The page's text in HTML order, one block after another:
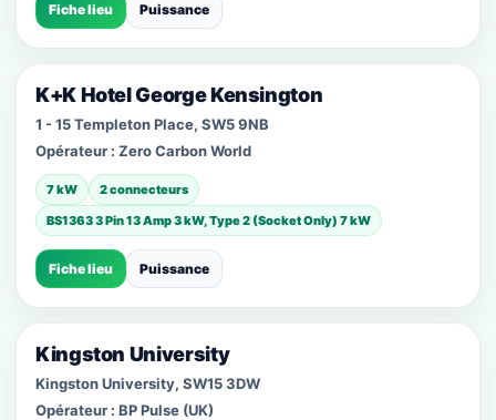
Fiche lieu Puissance
K+K Hotel George Kensington
1 - 15 Templeton Place, SW5 9NB
Opérateur : Zero Carbon World
7 kW
2 connecteurs
BS1363 3 Pin 13 Amp 3 kW, Type 2 (Socket Only) 7 kW
Fiche lieu Puissance
Kingston University
Kingston University, SW15 3DW
Opérateur : BP Pulse (UK)